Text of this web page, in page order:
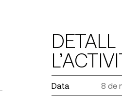
DETALL
Data 8 de